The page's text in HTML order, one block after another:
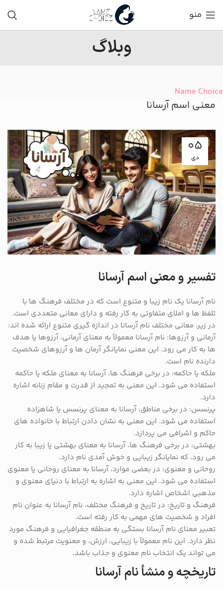
منو
وبلاگ
Name Choice
معنی اسم آرسانا
05
دی
تفسیر و معنی اسم آرسانا
نام آرسانا یک نام زیبا و متنوع است که در مختلف فرهنگ ها با
تلفظ ها و املای متفاوتی به کار رفته و دارای معانی متعددی است.
در زیر، معانی مختلف نام آرسانا در اندازه گیری متنوع ارائه شده اند:
آرمانی و آرزوها: نام آرسانا معمولاً به معنای آرمانی، آرزوها یا هدف
ها به کار می رود. این معنی نمایانگر آرمان ها و آرزوهای شخصیت
دارنده نام است.
ملکه یا حاکمه: در برخی فرهنگ ها، آرسانا به معنای ملکه یا حاکمه
استفاده می شود. این معنی به تمجید از قدرت و مقام زنانه اشاره
دارد.
پرنسس: در برخی مناطق، آرسانا به معنای پرنسس یا شاهزاده
استفاده می شود. این معنی به نشان دادن ارتباط با خانواده های
حاکم و اشرافی می پردازد.
بهشتی: در برخی فرهنگ ها، آرسانا به معنای بهشتی یا زیبا به کار
می رود، که نمایانگر زیبایی و خوش آمدی نام دارد.
روحانی و معنوی: در بعضی موارد، آرسانا به معنای روحانی یا معنوی
استفاده می شود. این معنی به اشاره به ارتباط با دنیای معنوی و
مذهبی اشخاص اشاره دارد.
فرهنگ و تاریخ: در تاریخ و فرهنگ مختلف، نام آرسانا به عنوان نام
افراد و شخصیت های مهمی به کار رفته است.
تعبیر معنای نام آرسانا بستگی به منطقه جغرافیایی و فرهنگ مورد
نظر دارد. این نام معمولاً با زیبایی، ارزش، و معنویت مرتبط شده و
می تواند یک انتخاب نام معنوی و جذاب باشد.
تاریخچه و منشأ نام آرسانا